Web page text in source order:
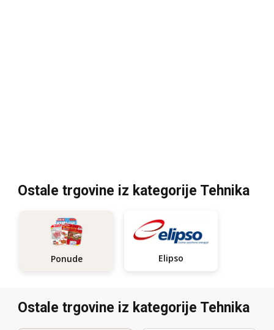
Ostale trgovine iz kategorije Tehnika
Ponude Elipso
Ostale trgovine iz kategorije Tehnika